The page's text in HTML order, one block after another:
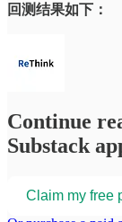
回测结果如下：
Continue
Substack
Claim my free